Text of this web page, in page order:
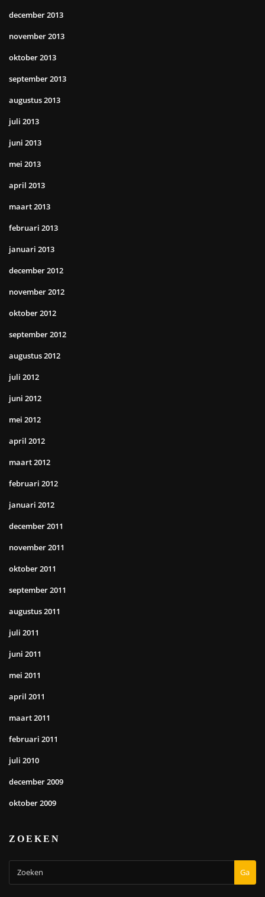
december 2013
november 2013
oktober 2013
september 2013
augustus 2013
juli 2013
juni 2013
mei 2013
april 2013
maart 2013
februari 2013
januari 2013
december 2012
november 2012
oktober 2012
september 2012
augustus 2012
juli 2012
juni 2012
mei 2012
april 2012
maart 2012
februari 2012
januari 2012
december 2011
november 2011
oktober 2011
september 2011
augustus 2011
juli 2011
juni 2011
mei 2011
april 2011
maart 2011
februari 2011
juli 2010
december 2009
oktober 2009
ZOEKEN
Ga